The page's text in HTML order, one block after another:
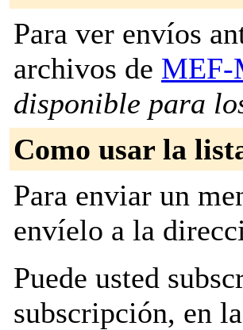
Para ver envíos
archivos de
disponible para
Como usar la
Para enviar un
envíelo a la
Puede usted
subscripción, en